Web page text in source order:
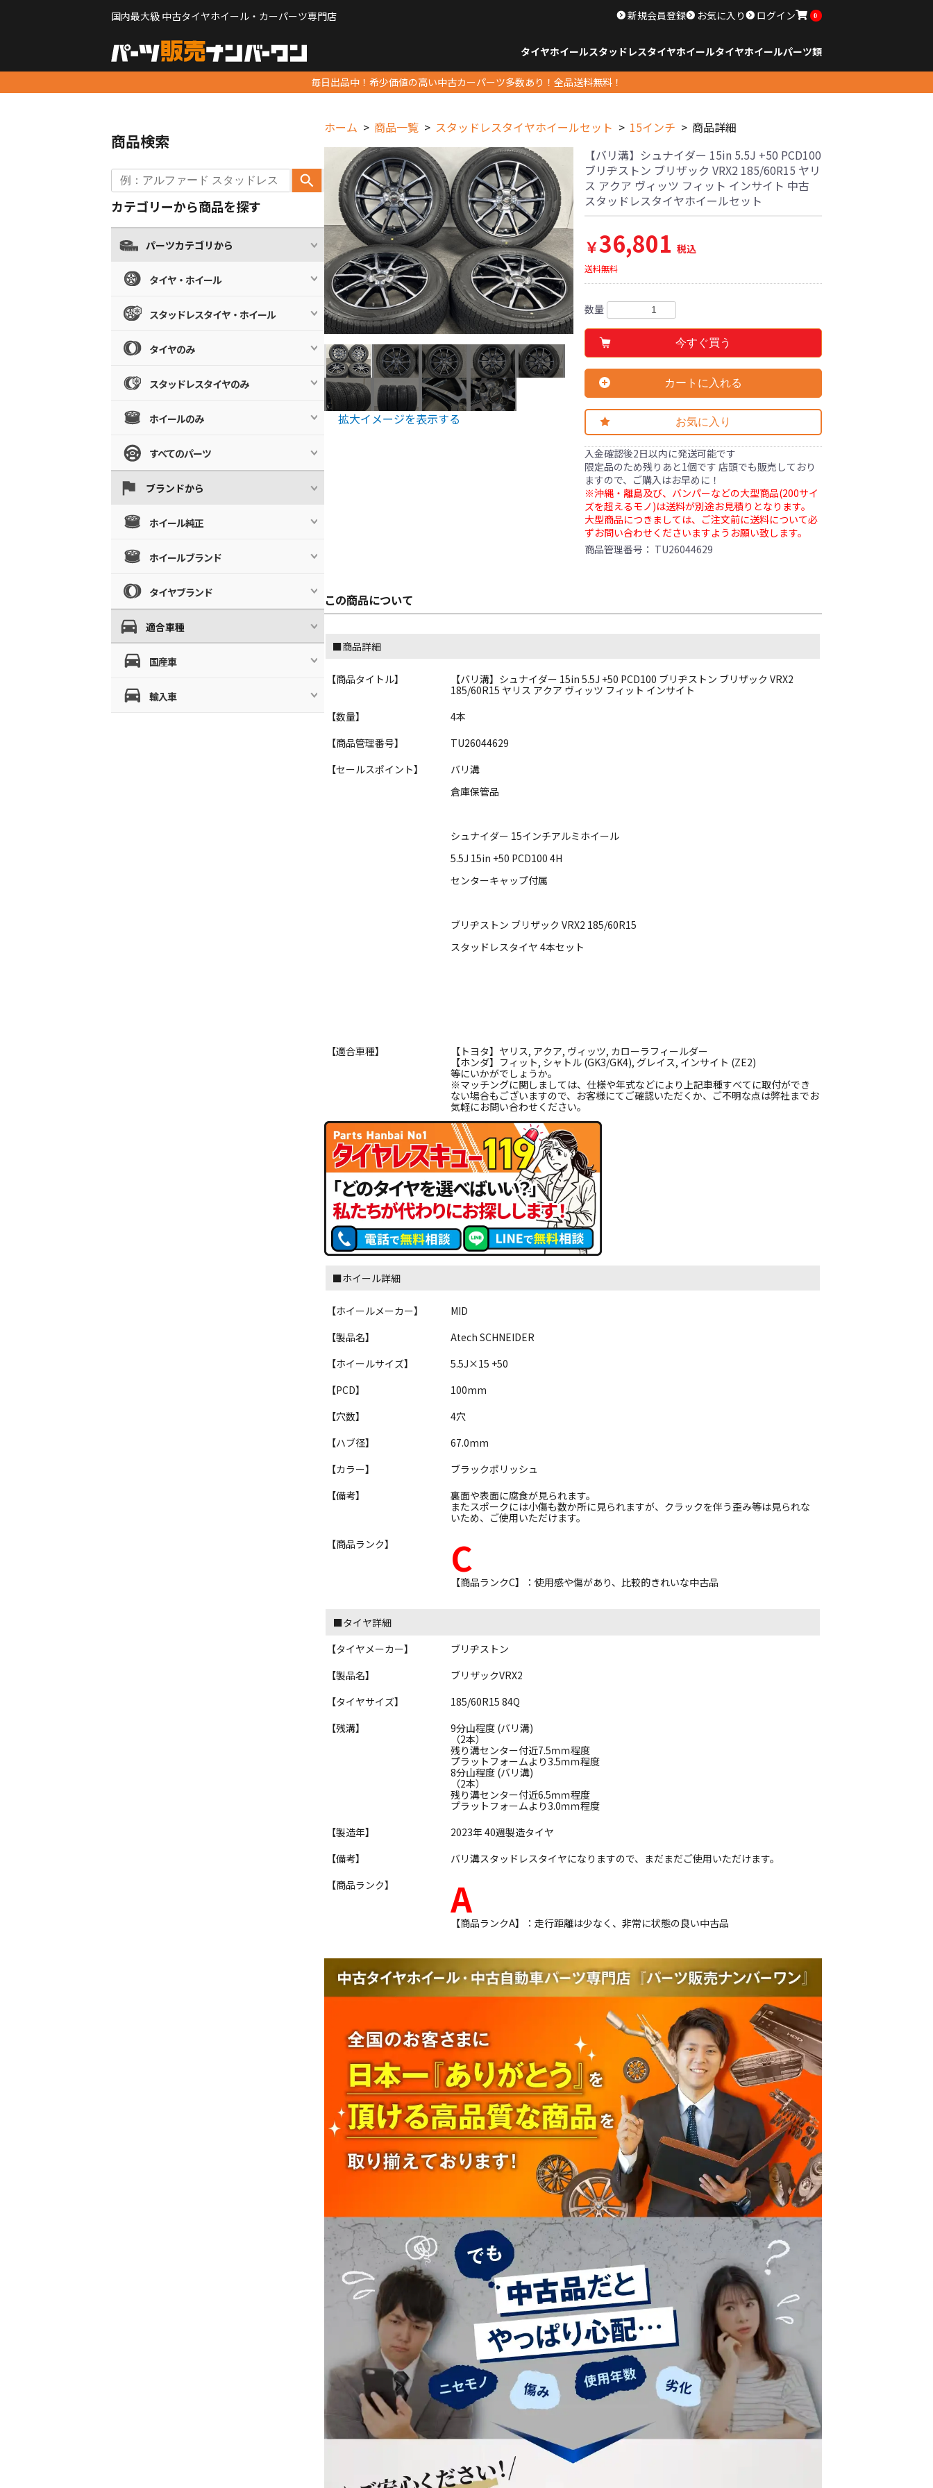
国内最大級 中古タイヤホイール・カーパーツ専門店 新規会員登録 お気に入り ログイン 0
タイヤホイールスタッドレスタイヤホイールタイヤホイールパーツ類
毎日出品中！希少価値の高い中古カーパーツ多数あり！全品送料無料！
ホーム 商品一覧 スタッドレスタイヤホイールセット 15インチ 商品詳細
拡大イメージを表示する
【バリ溝】シュナイダー 15in 5.5J +50 PCD100
ブリヂストン ブリザック VRX2 185/60R15 ヤリ
ス アクア ヴィッツ フィット インサイト 中古
スタッドレスタイヤホイールセット
￥36,801 税込
送料無料
数量
今すぐ買う
カートに入れる
お気に入り
入金確認後2日以内に発送可能です
限定品のため残りあと1個です 店頭でも販売しており
ますので、ご購入はお早めに！
※沖縄・離島及び、バンパーなどの大型商品(200サイ
ズを超えるモノ)は送料が別途お見積りとなります。
大型商品につきましては、ご注文前に送料について必
ずお問い合わせくださいますようお願い致します。
商品管理番号： TU26044629
この商品について
■商品詳細
【商品タイトル】
【バリ溝】シュナイダー 15in 5.5J +50 PCD100 ブリヂストン ブリザック VRX2
185/60R15 ヤリス アクア ヴィッツ フィット インサイト
【数量】
4本
【商品管理番号】
TU26044629
【セールスポイント】
バリ溝
倉庫保管品
シュナイダー 15インチアルミホイール
5.5J 15in +50 PCD100 4H
センターキャップ付属
ブリヂストン ブリザック VRX2 185/60R15
スタッドレスタイヤ 4本セット
【適合車種】
【トヨタ】ヤリス, アクア, ヴィッツ, カローラフィールダー
【ホンダ】フィット, シャトル (GK3/GK4), グレイス, インサイト (ZE2)
等にいかがでしょうか。
※マッチングに関しましては、仕様や年式などにより上記車種すべてに取付ができ
ない場合もございますので、お客様にてご確認いただくか、ご不明な点は弊社までお
気軽にお問い合わせください。
■ホイール詳細
【ホイールメーカー】
MID
【製品名】
Atech SCHNEIDER
【ホイールサイズ】
5.5J×15 +50
【PCD】
100mm
【穴数】
4穴
【ハブ径】
67.0mm
【カラー】
ブラックポリッシュ
【備考】
裏面や表面に腐食が見られます。
またスポークには小傷も数か所に見られますが、クラックを伴う歪み等は見られな
いため、ご使用いただけます。
【商品ランク】
C
【商品ランクC】：使用感や傷があり、比較的きれいな中古品
■タイヤ詳細
【タイヤメーカー】
ブリヂストン
【製品名】
ブリザックVRX2
【タイヤサイズ】
185/60R15 84Q
【残溝】
9分山程度 (バリ溝)
（2本）
残り溝センター付近7.5ｍｍ程度
プラットフォームより3.5ｍｍ程度
8分山程度 (バリ溝)
（2本）
残り溝センター付近6.5ｍｍ程度
プラットフォームより3.0ｍｍ程度
【製造年】
2023年 40週製造タイヤ
【備考】
バリ溝スタッドレスタイヤになりますので、まだまだご使用いただけます。
【商品ランク】
A
【商品ランクA】：走行距離は少なく、非常に状態の良い中古品
商品検索
カテゴリーから商品を探す
パーツカテゴリから
タイヤ・ホイール
スタッドレスタイヤ・ホイール
タイヤのみ
スタッドレスタイヤのみ
ホイールのみ
すべてのパーツ
ブランドから
ホイール純正
ホイールブランド
タイヤブランド
適合車種
国産車
輸入車